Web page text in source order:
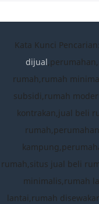
Kata Kunci
dijual
rumah,rumah
subsidi,rumah
kontrakan,jual beli
rumah,situs jual beli
minimalis,rumah
lantai,rumah